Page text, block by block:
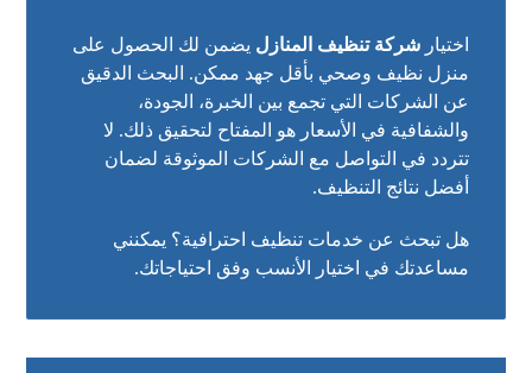
اختيارشركة تنظيف المنازل يضمن لك الحصول على
منزل نظيف وصحي بأقل جهد ممكن. البحث الدقيق
عن الشركات التي تجمع بين الخبرة، الجودة،
والشفافية في الأسعار هو المفتاح لتحقيق ذلك. لا
تتردد في التواصل مع الشركات الموثوقة لضمان
أفضل نتائج التنظيف.
هل تبحث عن خدمات تنظيف احترافية؟ يمكنني
مساعدتك في اختيار الأنسب وفق احتياجاتك.